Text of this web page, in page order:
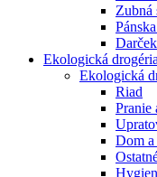
Zubná
Ekologická drogéria
Ekologická
Riad
Pranie
Dom a